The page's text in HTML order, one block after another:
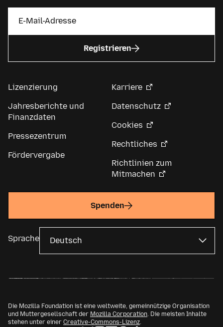
Registrieren
Lizenzierung
Jahresberichte und
Finanzdaten
Pressezentrum
Fördervergabe
Karriere
Datenschutz
Cookies
Rechtliches
Richtlinien zum
Mitmachen
Spenden
Sprache
Die Mozilla Foundation ist eine weltweite, gemeinnützige Organisation
und Muttergesellschaft der Mozilla Corporation. Die meisten Inhalte
stehen unter einer Creative-Commons-Lizenz.